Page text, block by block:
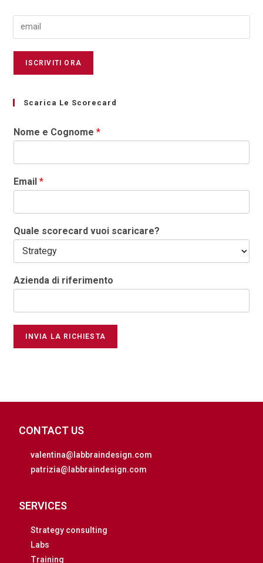
Scarica Le Scorecard
Nome e Cognome*
Email*
Quale scorecard vuoi scaricare?
Azienda di riferimento
INVIA LA RICHIESTA
CONTACT US
valentina@labbraindesign.com
patrizia@labbraindesign.com
SERVICES
Strategy consulting
Labs
Training